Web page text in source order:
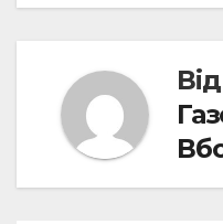
записів
Від